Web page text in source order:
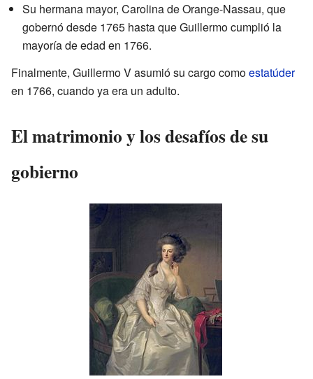
Su hermana mayor, Carolina de Orange-Nassau, que
gobernó desde 1765 hasta que Guillermo cumplió la
mayoría de edad en 1766.
Finalmente, Guillermo V asumió su cargo comoestatúder
en 1766, cuando ya era un adulto.
El matrimonio y los desafíos de su
gobierno